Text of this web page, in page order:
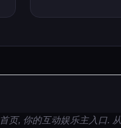
页, 你的互动娱乐主入口.